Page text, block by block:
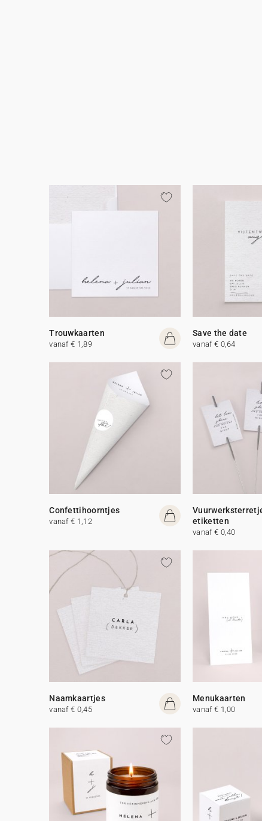
Trouwkaarten
vanaf € 1,89
Save the date
vanaf € 0,64
Confettihoorntjes
vanaf € 1,12
etiketten
vanaf € 0,40
Naamkaartjes
vanaf € 0,45
Menukaarten
vanaf € 1,00